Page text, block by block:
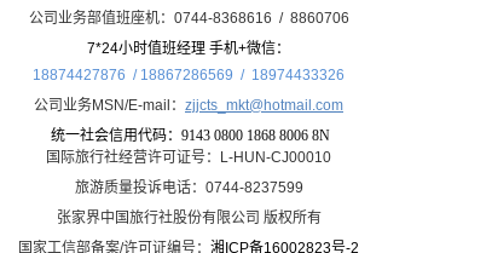
公司业务部值班座机：0744-8368616 / 8860706
7*24小时值班经理 手机+微信：
18874427876 / 18867286569 / 18974433326
公司业务MSN/E-mail： zjjcts_mkt@hotmail.com
统一社会信用代码： 9143 0800 1868 8006 8N
国际旅行社经营许可证号：L-HUN-CJ00010
旅游质量投诉电话：0744-8237599
张家界中国旅行社股份有限公司 版权所有
国家工信部备案/许可证编号： 湘ICP备16002823号-2